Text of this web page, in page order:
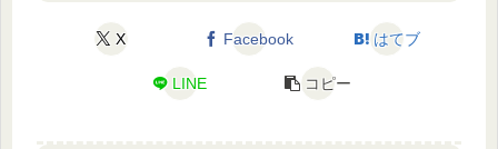
X Facebook はてブ
LINE コピー